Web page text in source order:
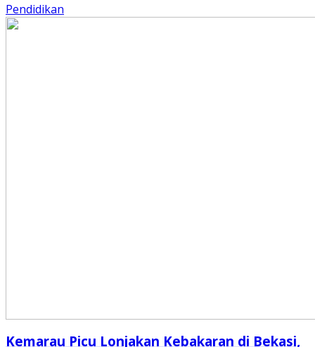
Pendidikan
Kemarau Picu Lonjakan Kebakaran di Bekasi,